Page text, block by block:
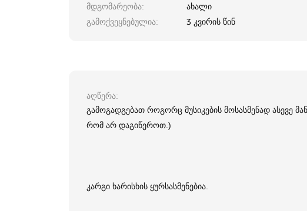
მდგომარეობა
ახალი
გამოქვეყნებულია
3 კვირის წინ
აღწერა
გამოგადგებათ როგორც მუსიკების მოსასმენად ასევე
რომ არ დაგიწეროთ.)
კარგი ხარისხის ყურსასმენებია.